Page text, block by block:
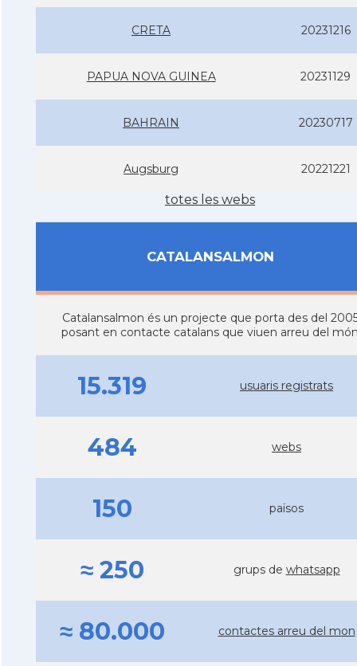
CRETA 20231216
PAPUA NOVA GUINEA 20231129
BAHRAIN 20230717
Augsburg 20221221
totes les webs
CATALANSALMON
Catalansalmon és un projecte que porta des del
posant en contacte catalans que viuen arreu del
15.319 usuaris registrats
484 webs
150 països
≈ 250 grups de whatsapp
≈ 80.000 contactes arreu del mon